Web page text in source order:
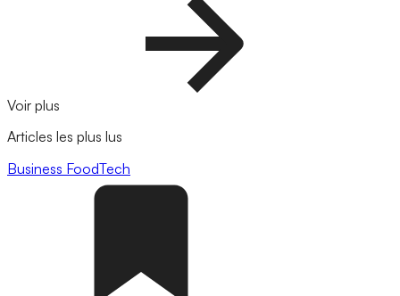
Voir plus
Articles les plus lus
Business FoodTech